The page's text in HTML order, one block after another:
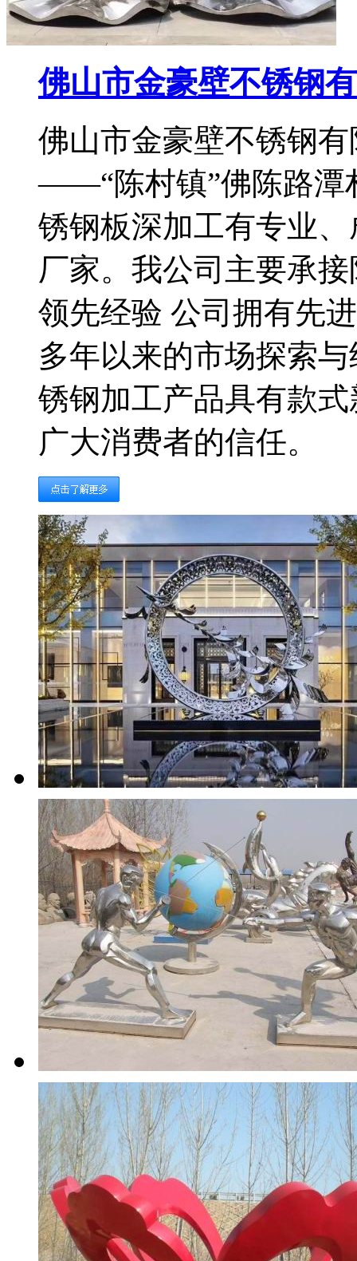
佛山市金豪壁不锈钢
佛山市金豪壁不锈钢
——“陈村镇”佛陈路潭
锈钢板深加工有专业
厂家。我公司主要承
领先经验 公司拥有先
多年以来的市场探索
锈钢加工产品具有款
广大消费者的信任。